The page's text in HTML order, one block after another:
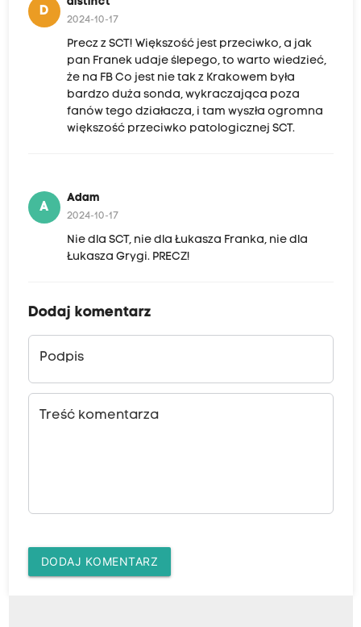
D
2024-10-17
Precz z SCT! Większość jest przeciwko, a jak
pan Franek udaje ślepego, to warto wiedzieć,
że na FB Co jest nie tak z Krakowem była
bardzo duża sonda, wykraczająca poza
fanów tego działacza, i tam wyszła ogromna
większość przeciwko patologicznej SCT.
A
Adam
2024-10-17
Nie dla SCT, nie dla Łukasza Franka, nie dla
Łukasza Grygi. PRECZ!
Dodaj komentarz
Podpis
Treść komentarza
DODAJ KOMENTARZ